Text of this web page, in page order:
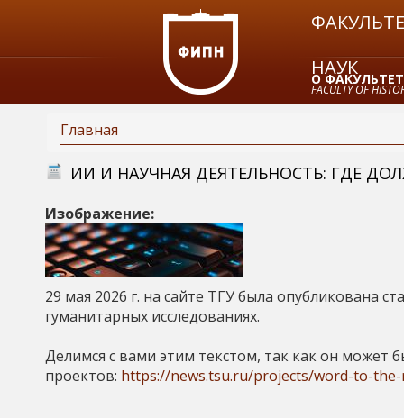
НАУК
FACULTY OF
О
В
ы
з
д
с
Главная
ИИ И НАУЧНАЯ ДЕЯТЕЛЬНОСТЬ: ГДЕ
Изображение:
29 мая 2026 г. на сайте ТГУ была опубликована
гуманитарных исследованиях.
Делимся с вами этим текстом, так как он
проектов: https://news.tsu.ru/projects/word-to-